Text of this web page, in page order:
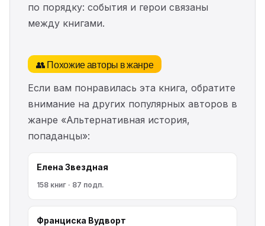
по порядку: события и герои связаны
между книгами.
👥 Похожие авторы в жанре
Если вам понравилась эта книга, обратите
внимание на других популярных авторов в
жанре «Альтернативная история,
попаданцы»:
Елена Звездная
158 книг · 87 подп.
Франциска Вудворт